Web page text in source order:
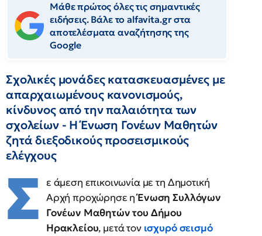
Μάθε πρώτος όλες τις σημαντικές
ειδήσεις. Βάλε το alfavita.gr στα
αποτελέσματα αναζήτησης της
Google
Σχολικές μονάδες κατασκευασμένες με
απαρχαιωμένους κανονισμούς,
κίνδυνος από την παλαιότητα των
σχολείων - Η Ένωση Γονέων Μαθητών
ζητά διεξοδικούς προσεισμικούς
ελέγχους
Σ ε άμεση επικοινωνία με τη Δημοτική
Αρχή προχώρησε ηΈνωση Συλλόγων
Γονέων Μαθητών του Δήμου
Ηρακλείου, μετά τον ισχυρό σεισμό